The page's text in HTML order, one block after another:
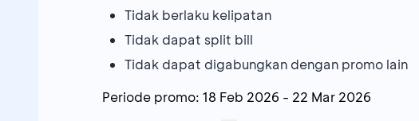
Tidak berlaku kelipatan
Tidak dapat split bill
Tidak dapat digabungkan dengan promo lain
Periode promo: 18 Feb 2026 - 22 Mar 2026